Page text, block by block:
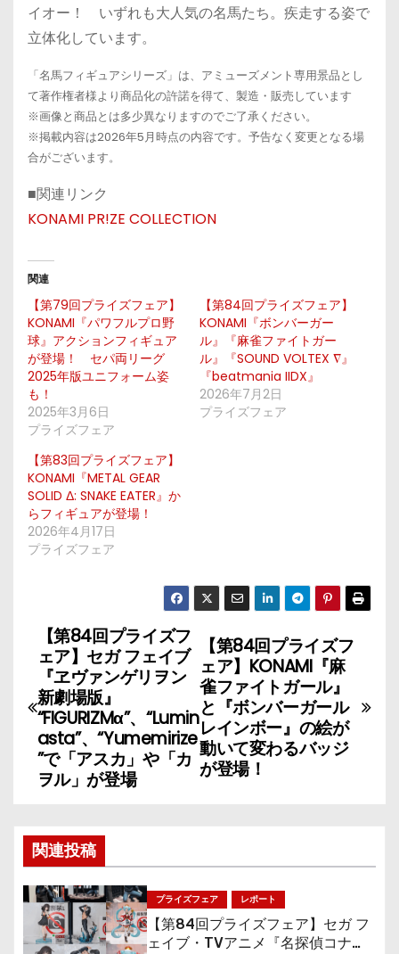
イオー！ いずれも大人気の名馬たち。疾走する姿で
立体化しています。
「名馬フィギュアシリーズ」は、アミューズメント専用景品とし
て著作権者様より商品化の許諾を得て、製造・販売しています
※画像と商品とは多少異なりますのでご了承ください。
※掲載内容は2026年5月時点の内容です。予告なく変更となる場
合がございます。
■関連リンク
KONAMI PR!ZE COLLECTION
関連
【第79回プライズフェア】
KONAMI『パワフルプロ野
球』アクションフィギュア
が登場！ セパ両リーグ
2025年版ユニフォーム姿
も！
2025年3月6日
プライズフェア
【第84回プライズフェア】
KONAMI『ボンバーガー
ル』『麻雀ファイトガー
ル』『SOUND VOLTEX ∇』
『beatmania IIDX』
2026年7月2日
プライズフェア
【第83回プライズフェア】
KONAMI『METAL GEAR
SOLID Δ: SNAKE EATER』か
らフィギュアが登場！
2026年4月17日
プライズフェア
投
稿
ナ
ビ
ゲ
ー
シ
ョ
ン
【第84回プライズフ
ェア】KONAMI『麻
雀ファイトガール』
と『ボンバーガール
レインボー』の絵が
動いて変わるバッジ
が登場！
【第84回プライズフ
ェア】セガ フェイブ
『ヱヴァンゲリヲン
新劇場版』
“FIGURIZMα”、“Lumin
asta”、“Yumemirize
”で「アスカ」や「カ
ヲル」が登場
関連投稿
プライズフェア レポート
【第84回プライズフェア】セガ フ
ェイブ・TVアニメ『名探偵コナ